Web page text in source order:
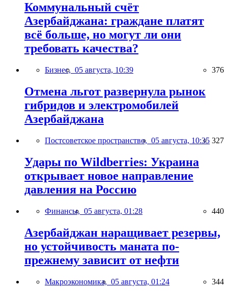
Коммунальный счёт
Азербайджана: граждане платят
всё больше, но могут ли они
требовать качества?
Бизнес, 05 августа, 10:39 376
Отмена льгот развернула рынок
гибридов и электромобилей
Азербайджана
Постсоветское пространство, 05 августа, 10:35 327
Удары по Wildberries: Украина
открывает новое направление
давления на Россию
Финансы, 05 августа, 01:28 440
Азербайджан наращивает резервы,
но устойчивость маната по-
прежнему зависит от нефти
Макроэкономика, 05 августа, 01:24 344